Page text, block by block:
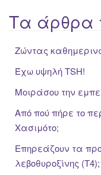
Τα άρθρα
Ζώντας
Έχω υψηλή ΤSH!
Μοιράσου την
Από πού πήρε το
Χασιμότο;
Επηρεάζουν τα
λεβοθυροξίνης